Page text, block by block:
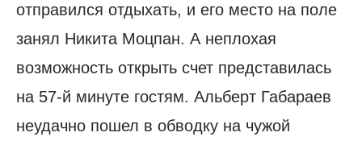
отправился отдыхать, и его место на поле
занял Никита Моцпан. А неплохая
возможность открыть счет представилась
на 57-й минуте гостям. Альберт Габараев
неудачно пошел в обводку на чужой